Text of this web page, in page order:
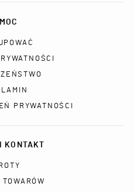
PRYWATNOŚCI
KONTAKT